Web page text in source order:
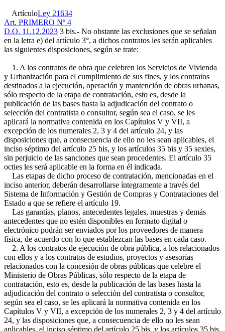
ArtículoLey 21634
Art. PRIMERO Nº 4
D.O. 11.12.2023 3 bis.- No obstante las exclusiones que se señalan
en la letra e) del artículo 3°, a dichos contratos les serán aplicables
las siguientes disposiciones, según se trate:
1. A los contratos de obra que celebren los Servicios de Vivienda
y Urbanización para el cumplimiento de sus fines, y los contratos
destinados a la ejecución, operación y mantención de obras urbanas,
sólo respecto de la etapa de contratación, esto es, desde la
publicación de las bases hasta la adjudicación del contrato o
selección del contratista o consultor, según sea el caso, se les
aplicará la normativa contenida en los Capítulos V y VII, a
excepción de los numerales 2, 3 y 4 del artículo 24, y las
disposiciones que, a consecuencia de ello no les sean aplicables, el
inciso séptimo del artículo 25 bis, y los artículos 35 bis y 35 sexies,
sin perjuicio de las sanciones que sean procedentes. El artículo 35
octies les será aplicable en la forma en él indicada.
Las etapas de dicho proceso de contratación, mencionadas en el
inciso anterior, deberán desarrollarse íntegramente a través del
Sistema de Información y Gestión de Compras y Contrataciones del
Estado a que se refiere el artículo 19.
Las garantías, planos, antecedentes legales, muestras y demás
antecedentes que no estén disponibles en formato digital o
electrónico podrán ser enviados por los proveedores de manera
física, de acuerdo con lo que establezcan las bases en cada caso.
2. A los contratos de ejecución de obra pública, a los relacionados
con ellos y a los contratos de estudios, proyectos y asesorías
relacionados con la concesión de obras públicas que celebre el
Ministerio de Obras Públicas, sólo respecto de la etapa de
contratación, esto es, desde la publicación de las bases hasta la
adjudicación del contrato o selección del contratista o consultor,
según sea el caso, se les aplicará la normativa contenida en los
Capítulos V y VII, a excepción de los numerales 2, 3 y 4 del artículo
24, y las disposiciones que, a consecuencia de ello no les sean
aplicables, el inciso séptimo del artículo 25 bis, y los artículos 35 bis